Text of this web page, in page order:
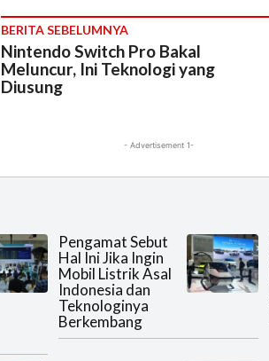
BERITA SEBELUMNYA
Nintendo Switch Pro Bakal
Meluncur, Ini Teknologi yang
Diusung
- Advertisement 1-
Pengamat Sebut
Hal Ini Jika Ingin
Mobil Listrik Asal
Indonesia dan
Teknologinya
Berkembang